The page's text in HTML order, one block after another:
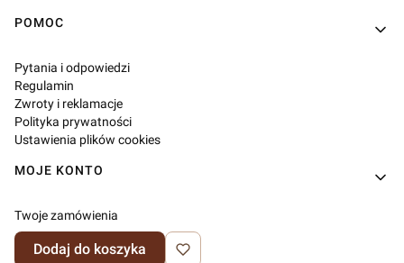
POMOC
Pytania i odpowiedzi
Regulamin
Zwroty i reklamacje
Polityka prywatności
Ustawienia plików cookies
MOJE KONTO
Twoje zamówienia
Ustawienia konta
Ulubione
Dodaj do koszyka